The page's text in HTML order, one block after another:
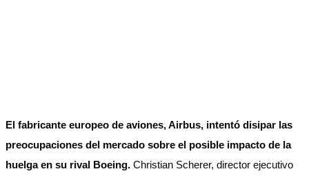
El fabricante europeo de aviones, Airbus, intentó disipar las
preocupaciones del mercado sobre el posible impacto de la
huelga en su rival Boeing. Christian Scherer, director ejecutivo